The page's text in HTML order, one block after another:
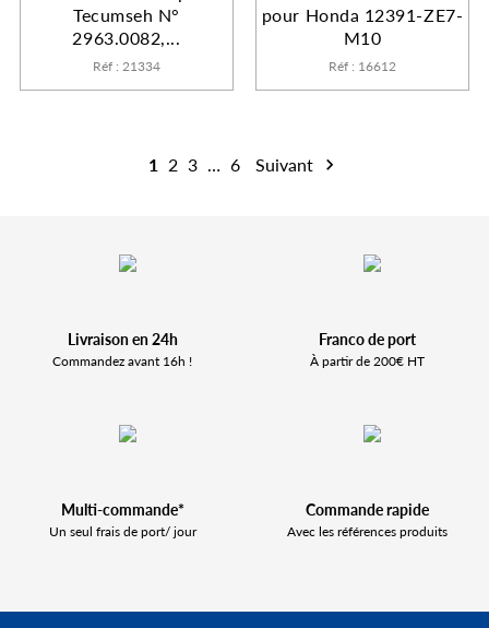
Tecumseh N°
2963.0082,...
Réf : 21334
pour Honda 12391-ZE7-
M10
Réf : 16612
1 2 3 … 6 Suivant 
Livraison en 24h
Commandez avant 16h !
Franco de port
À partir de 200€ HT
Multi-commande*
Un seul frais de port/ jour
Commande rapide
Avec les références produits